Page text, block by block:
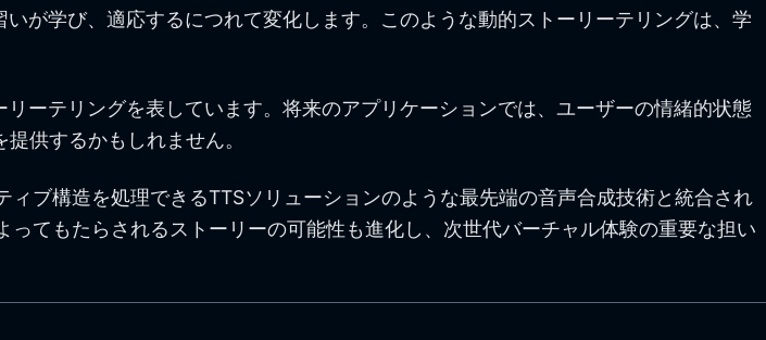
が学び、適応するにつれて変化します。このような動的ストーリーテリングは、学
ーテリングを表しています。将来のアプリケーションでは、ユーザーの情緒的状態
供するかもしれません。
ブ構造を処理できるTTSソリューションのような最先端の音声合成技術と統合され
てもたらされるストーリーの可能性も進化し、次世代バーチャル体験の重要な担い